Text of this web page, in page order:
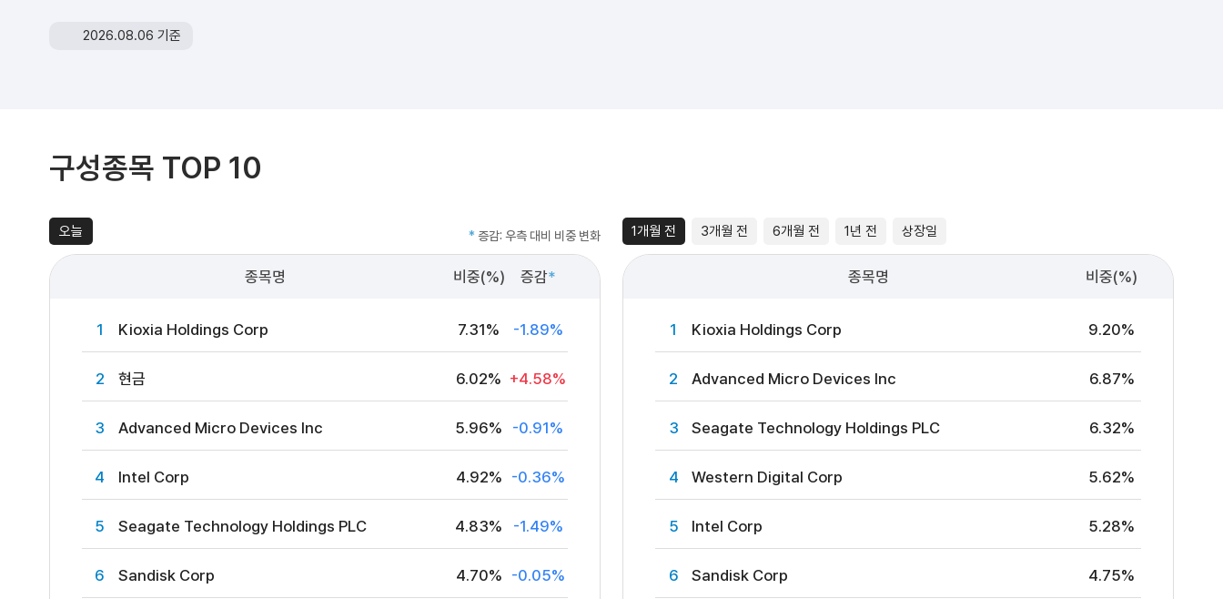
2026.08.06 기준
구성종목 TOP 10
오늘 * 증감: 우측 대비 비중 변화
종목명 비중(%) 증감*
1 Kioxia Holdings Corp 7.31% -1.89%
2 현금 6.02% +4.58%
3 Advanced Micro Devices Inc 5.96% -0.91%
4 Intel Corp 4.92% -0.36%
5 Seagate Technology Holdings PLC 4.83% -1.49%
6 Sandisk Corp 4.70% -0.05%
1개월 전 3개월 전 6개월 전 1년 전 상장일
종목명 비중(%)
1 Kioxia Holdings Corp 9.20%
2 Advanced Micro Devices Inc 6.87%
3 Seagate Technology Holdings PLC 6.32%
4 Western Digital Corp 5.62%
5 Intel Corp 5.28%
6 Sandisk Corp 4.75%